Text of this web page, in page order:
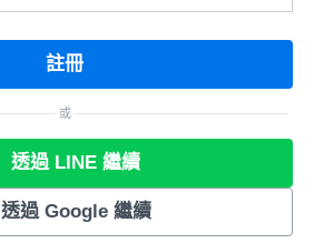
註冊
或
透過 LINE 繼續
透過 Google 繼續